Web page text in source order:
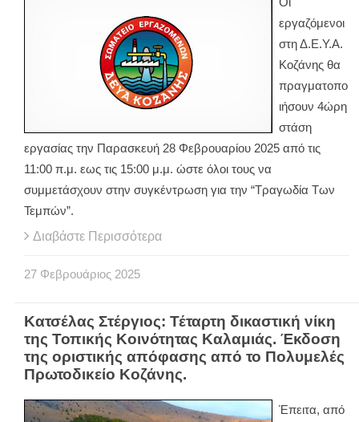
εργαζόμενοι
στη Δ.Ε.Υ.Α.
Κοζάνης θα
πραγματοπο
ιήσουν 4ώρη
στάση
εργασίας την Παρασκευή 28 Φεβρουαρίου 2025 από τις
11:00 π.μ. εως τις 15:00 μ.μ. ώστε όλοι τους να
συμμετάσχουν στην συγκέντρωση για την “Τραγωδία Των
Τεμπών”.
Διαβάστε Περισσότερα
27 Φεβρουάριος 2025
Κατσέλας Στέργιος: Τέταρτη δικαστική νίκη
της Τοπικής Κοινότητας Καλαμιάς. Έκδοση
της οριστικής απόφασης από το Πολυμελές
Πρωτοδικείο Κοζάνης.
Έπειτα, από